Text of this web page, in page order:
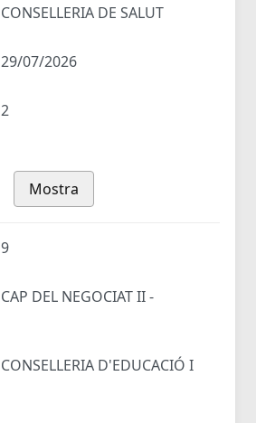
CONSELLERIA DE SALUT
29/07/2026
2
Mostra
9
CAP DEL NEGOCIAT II -
CONSELLERIA D'EDUCACIÓ I